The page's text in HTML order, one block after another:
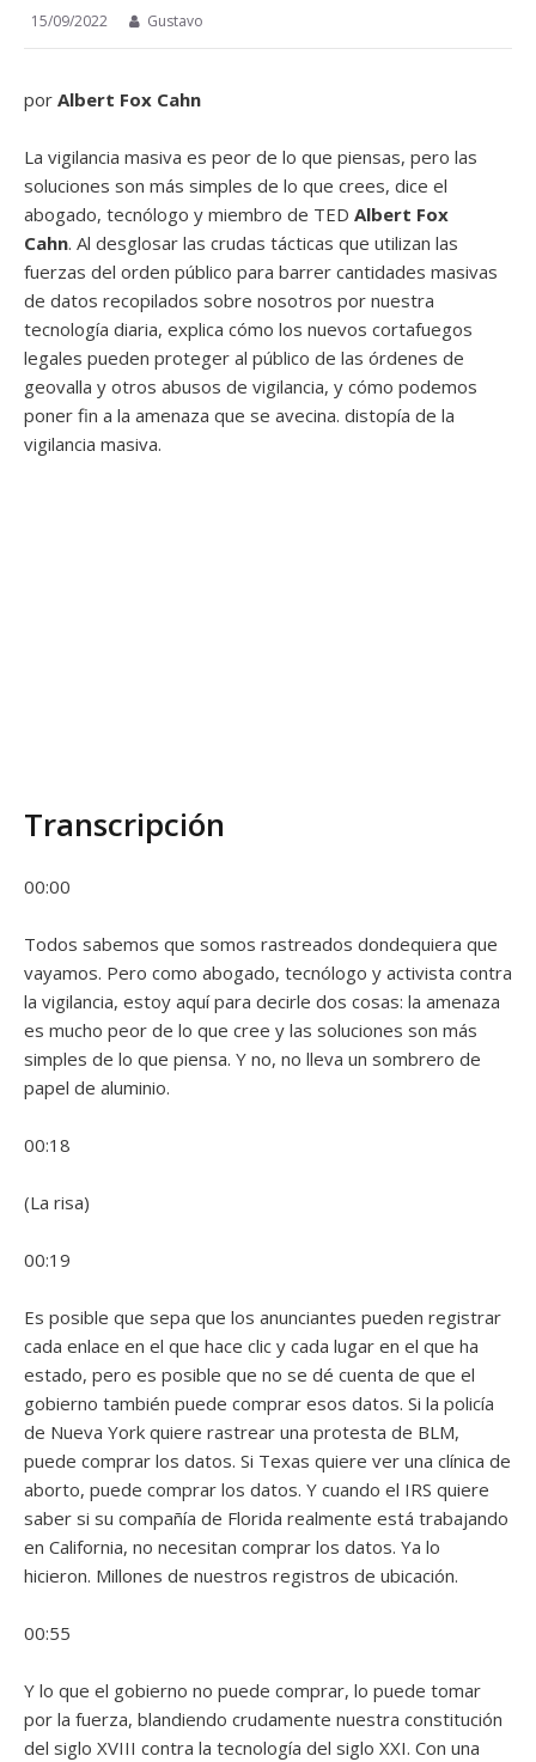
15/09/2022 Gustavo
por Albert Fox Cahn
La vigilancia masiva es peor de lo que piensas, pero las
soluciones son más simples de lo que crees, dice el
abogado, tecnólogo y miembro de TED Albert Fox
Cahn. Al desglosar las crudas tácticas que utilizan las
fuerzas del orden público para barrer cantidades masivas
de datos recopilados sobre nosotros por nuestra
tecnología diaria, explica cómo los nuevos cortafuegos
legales pueden proteger al público de las órdenes de
geovalla y otros abusos de vigilancia, y cómo podemos
poner fin a la amenaza que se avecina. distopía de la
vigilancia masiva.
Transcripción
00:00
Todos sabemos que somos rastreados dondequiera que
vayamos. Pero como abogado, tecnólogo y activista contra
la vigilancia, estoy aquí para decirle dos cosas: la amenaza
es mucho peor de lo que cree y las soluciones son más
simples de lo que piensa. Y no, no lleva un sombrero de
papel de aluminio.
00:18
(La risa)
00:19
Es posible que sepa que los anunciantes pueden registrar
cada enlace en el que hace clic y cada lugar en el que ha
estado, pero es posible que no se dé cuenta de que el
gobierno también puede comprar esos datos. Si la policía
de Nueva York quiere rastrear una protesta de BLM,
puede comprar los datos. Si Texas quiere ver una clínica de
aborto, puede comprar los datos. Y cuando el IRS quiere
saber si su compañía de Florida realmente está trabajando
en California, no necesitan comprar los datos. Ya lo
hicieron. Millones de nuestros registros de ubicación.
00:55
Y lo que el gobierno no puede comprar, lo puede tomar
por la fuerza, blandiendo crudamente nuestra constitución
del siglo XVIII contra la tecnología del siglo XXI. Con una